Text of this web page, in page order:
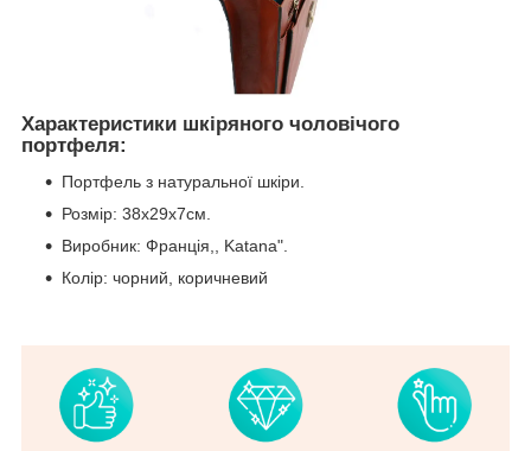
Характеристики шкіряного чоловічого
портфеля:
Портфель з натуральної шкіри.
Розмір: 38х29х7см.
Виробник: Франція,, Katana".
Колір: чорний, коричневий